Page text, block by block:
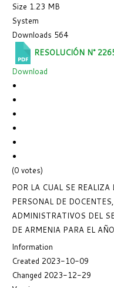
Size 1.23 MB
System
Downloads 564
RESOLUCIÓN N°
Download
(0 votes)
POR LA CUAL SE
PERSONAL DE
ADMINISTRATIVOS DEL
DE ARMENIA PARA EL
Information
Created 2023-10-09
Changed 2023-12-29